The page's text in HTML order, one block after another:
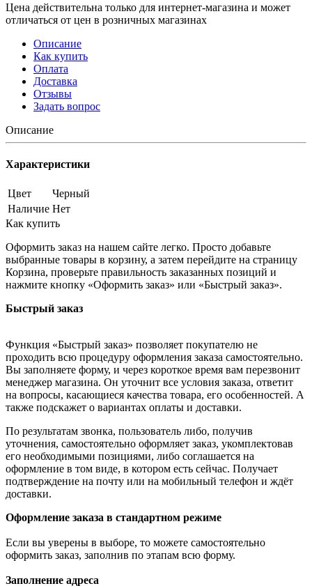
Цена действительна только для интернет-магазина и может
отличаться от цен в розничных магазинах
Описание
Как купить
Оплата
Доставка
Отзывы
Задать вопрос
Описание
Характеристики
Цвет
Черный
Наличие Нет
Как купить
Оформить заказ на нашем сайте легко. Просто добавьте
выбранные товары в корзину, а затем перейдите на страницу
Корзина, проверьте правильность заказанных позиций и
нажмите кнопку «Оформить заказ» или «Быстрый заказ».
Быстрый заказ
Функция «Быстрый заказ» позволяет покупателю не
проходить всю процедуру оформления заказа самостоятельно.
Вы заполняете форму, и через короткое время вам перезвонит
менеджер магазина. Он уточнит все условия заказа, ответит
на вопросы, касающиеся качества товара, его особенностей. А
также подскажет о вариантах оплаты и доставки.
По результатам звонка, пользователь либо, получив
уточнения, самостоятельно оформляет заказ, укомплектовав
его необходимыми позициями, либо соглашается на
оформление в том виде, в котором есть сейчас. Получает
подтверждение на почту или на мобильный телефон и ждёт
доставки.
Оформление заказа в стандартном режиме
Если вы уверены в выборе, то можете самостоятельно
оформить заказ, заполнив по этапам всю форму.
Заполнение адреса